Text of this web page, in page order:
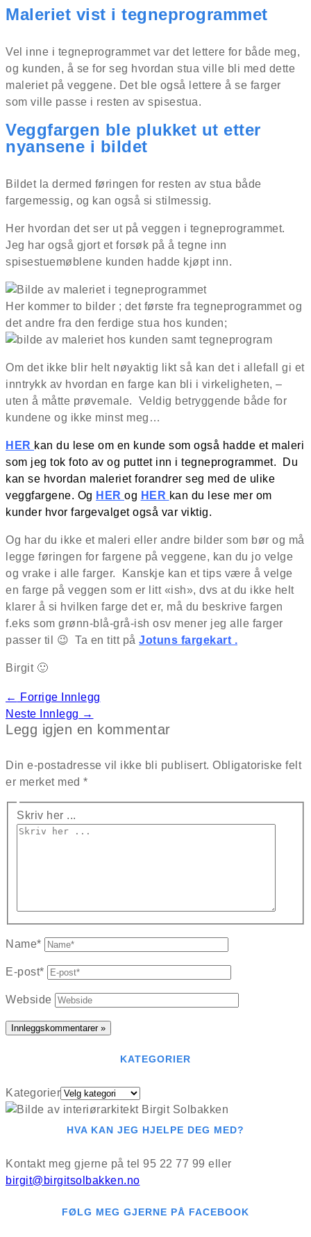
Maleriet vist i tegneprogrammet
Vel inne i tegneprogrammet var det lettere for både meg,
og kunden, å se for seg hvordan stua ville bli med dette
maleriet på veggene. Det ble også lettere å se farger
som ville passe i resten av spisestua.
Veggfargen ble plukket ut etter
nyansene i bildet
Bildet la dermed føringen for resten av stua både
fargemessig, og kan også si stilmessig.
Her hvordan det ser ut på veggen i tegneprogrammet.
Jeg har også gjort et forsøk på å tegne inn
spisestuemøblene kunden hadde kjøpt inn.
Her kommer to bilder ; det første fra tegneprogrammet og
det andre fra den ferdige stua hos kunden;
Om det ikke blir helt nøyaktig likt så kan det i allefall gi et
inntrykk av hvordan en farge kan bli i virkeligheten, –
uten å måtte prøvemale. Veldig betryggende både for
kundene og ikke minst meg…
HER kan du lese om en kunde som også hadde et maleri
som jeg tok foto av og puttet inn i tegneprogrammet. Du
kan se hvordan maleriet forandrer seg med de ulike
veggfargene. Og HER og HER kan du lese mer om
kunder hvor fargevalget også var viktig.
Og har du ikke et maleri eller andre bilder som bør og må
legge føringen for fargene på veggene, kan du jo velge
og vrake i alle farger. Kanskje kan et tips være å velge
en farge på veggen som er litt «ish», dvs at du ikke helt
klarer å si hvilken farge det er, må du beskrive fargen
f.eks som grønn-blå-grå-ish osv mener jeg alle farger
passer til 😉 Ta en titt på Jotuns fargekart .
Birgit 🙂
← Forrige Innlegg
Neste Innlegg →
Legg igjen en kommentar
Din e-postadresse vil ikke bli publisert. Obligatoriske felt
er merket med *
Skriv her ...
Name*
E-post*
Webside
KATEGORIER
Kategorier
HVA KAN JEG HJELPE DEG MED?
Kontakt meg gjerne på tel 95 22 77 99 eller
birgit@birgitsolbakken.no
FØLG MEG GJERNE PÅ FACEBOOK